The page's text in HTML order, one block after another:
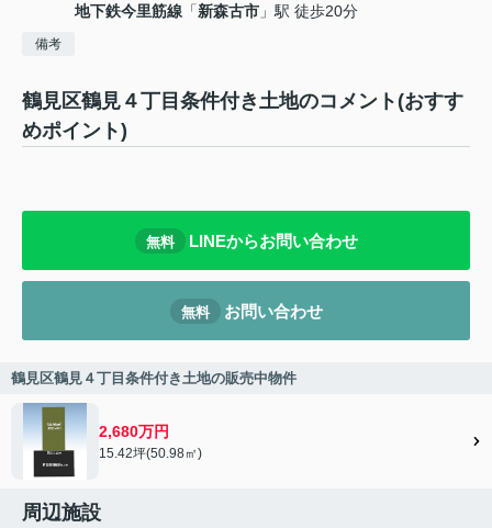
地下鉄今里筋線 「新森古市 」駅 徒歩20分
備考
鶴見区鶴見４丁目条件付き土地のコメント(おすす
めポイント)
無料 LINEからお問い合わせ
無料 お問い合わせ
鶴見区鶴見４丁目条件付き土地の販売中物件
2,680万円
15.42坪(50.98㎡)
周辺施設